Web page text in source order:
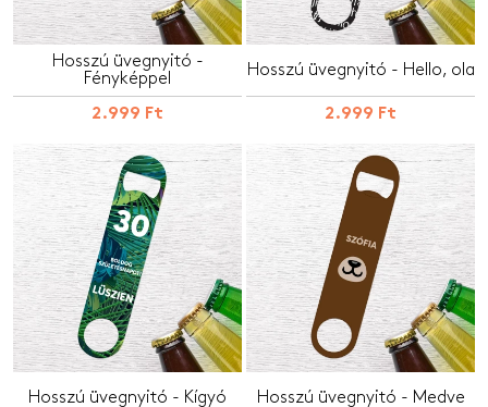
Hosszú üvegnyitó -
Fényképpel
2.999 Ft
Hosszú üvegnyitó - Hello, ola
2.999 Ft
Hosszú üvegnyitó - Kígyó Hosszú üvegnyitó - Medve